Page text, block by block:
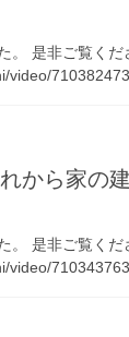
。 是非ご覧くだ
video/
から家の
。 是非ご覧くだ
video/